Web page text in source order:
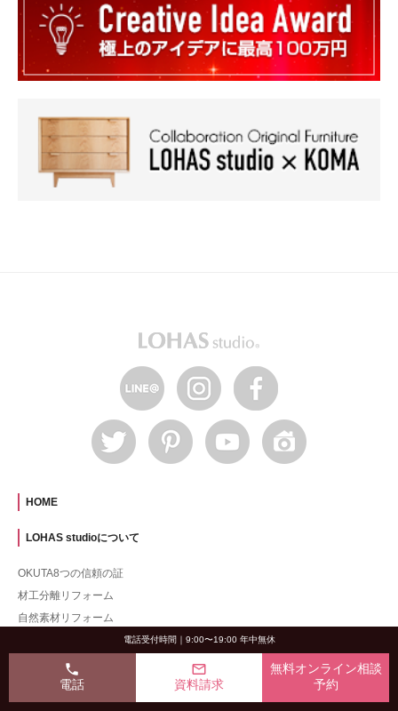
HOME
LOHAS studioについて
OKUTA8つの信頼の証
材工分離リフォーム
自然素材リフォーム
LOHAS studio のできること
リフォームの流れ
電話受付時間｜9:00〜19:00 年中無休
phone
電話
mail_outline
資料請求
無料オンライン相談
予約